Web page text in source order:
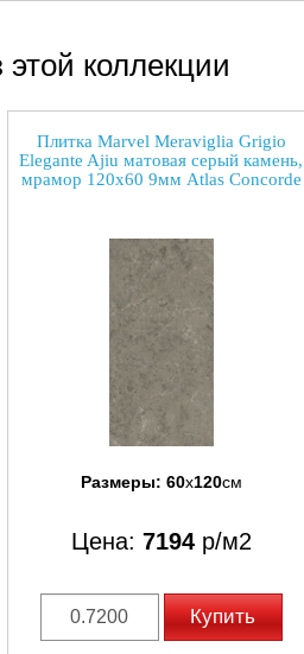
коллекции
Плитка Marvel Meraviglia Grigio
Elegante Ajiu матовая серый камень,
мрамор 120x60 9мм Atlas Concorde
Размеры: 60x120см
Цена: 7194р/м2
Купить